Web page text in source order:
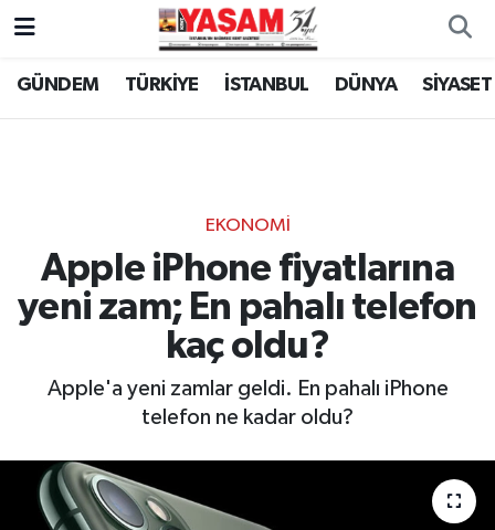
GÜNDEM TÜRKİYE İSTANBUL DÜNYA SİYASET
EKONOMİ
Apple iPhone fiyatlarına
yeni zam; En pahalı telefon
kaç oldu?
Apple'a yeni zamlar geldi. En pahalı iPhone
telefon ne kadar oldu?